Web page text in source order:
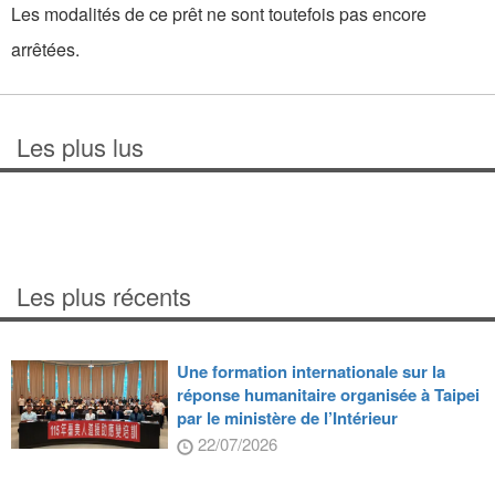
Les modalités de ce prêt ne sont toutefois pas encore
arrêtées.
Les plus lus
Les plus récents
Une formation internationale sur la
réponse humanitaire organisée à Taipei
par le ministère de l’Intérieur
22/07/2026